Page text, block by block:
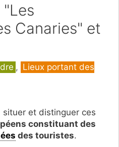
"Les
Canaries" et
, Lieux portant des
situer et distinguer ces
constituant des
des touristes.